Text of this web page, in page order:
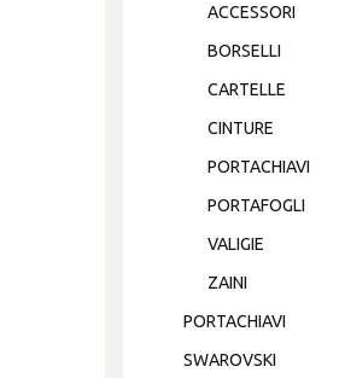
ACCESSORI
BORSELLI
CARTELLE
CINTURE
PORTACHIAVI
PORTAFOGLI
VALIGIE
ZAINI
PORTACHIAVI
SWAROVSKI